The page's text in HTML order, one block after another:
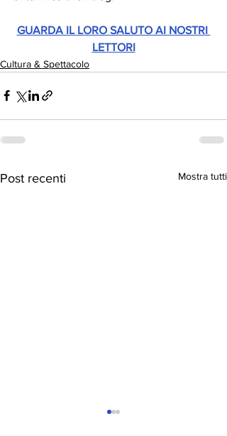
GUARDA IL LORO SALUTO AI NOSTRI
LETTORI
Cultura & Spettacolo
Post recenti Mostra tutti